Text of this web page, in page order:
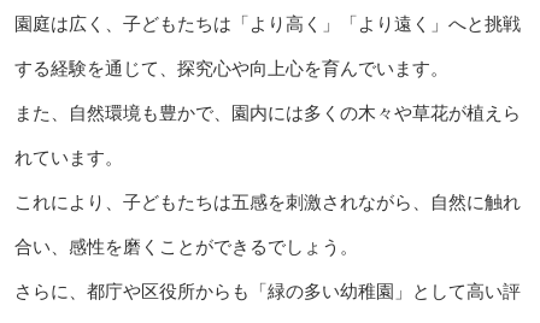
園庭は広く、子どもたちは「より高く」「より遠く」へと挑戦
する経験を通じて、探究心や向上心を育んでいます。
また、自然環境も豊かで、園内には多くの木々や草花が植えら
れています。
これにより、子どもたちは五感を刺激されながら、自然に触れ
合い、感性を磨くことができるでしょう。
さらに、都庁や区役所からも「緑の多い幼稚園」として高い評